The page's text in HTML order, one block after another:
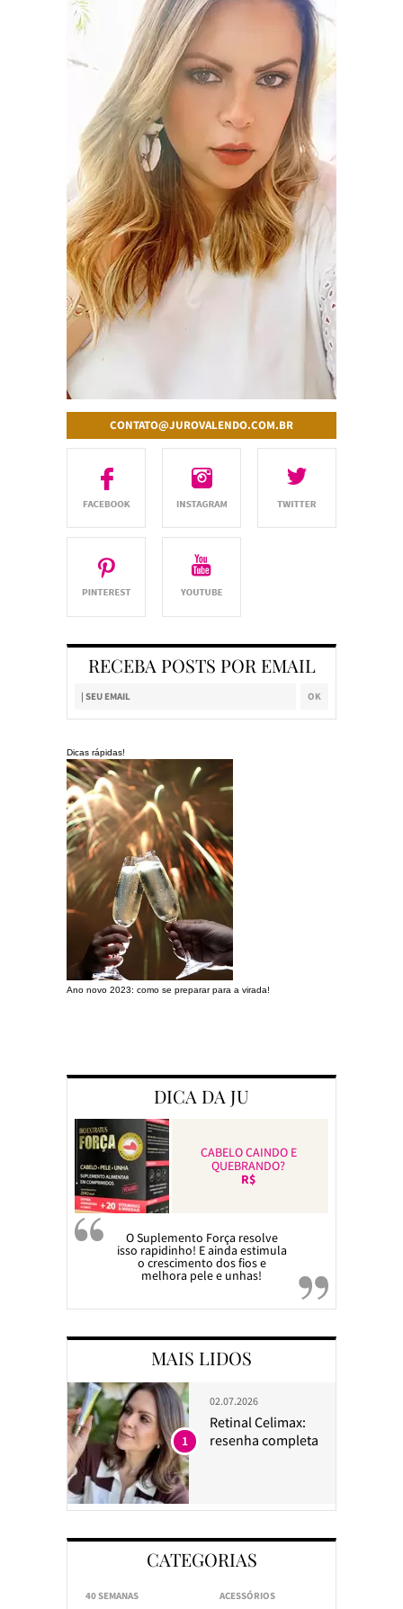
CONTATO@JUROVALENDO.COM.BR
RECEBA POSTS POR EMAIL
Dicas rápidas!
Ano novo 2023: como se preparar para a virada!
DICA DA JU
CABELO CAINDO E
QUEBRANDO?
R$
O Suplemento Força resolve
isso rapidinho! E ainda estimula
o crescimento dos fios e
melhora pele e unhas!
MAIS LIDOS
02.07.2026
Retinal Celimax:
resenha completa
1
CATEGORIAS
40 SEMANAS
ACESSÓRIOS